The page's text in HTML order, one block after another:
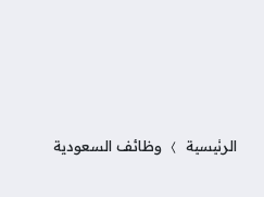
الرئيسية وظائف السعودية